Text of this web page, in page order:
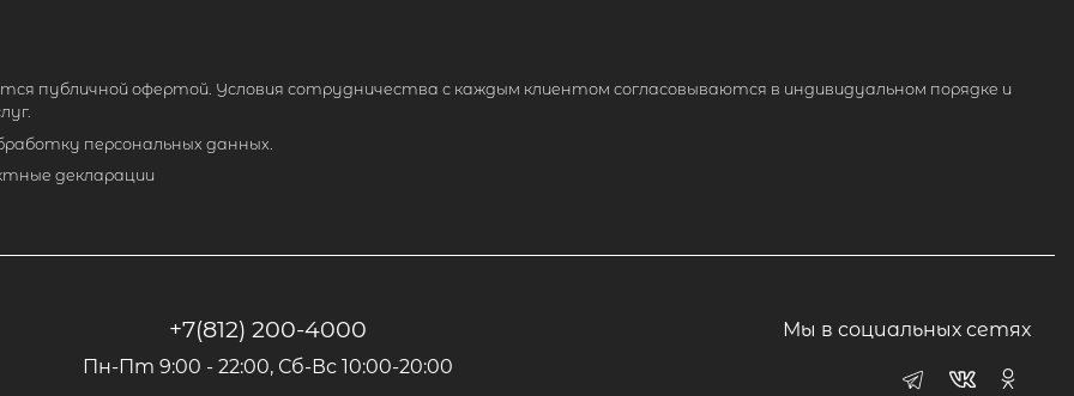
публичной офертой. Условия сотрудничества с каждым клиентом согласовываются в индивидуальном порядке и
персональных данных.
декларации
+7(812) 200-4000
Пн-Пт 9:00 - 22:00, Сб-Вс 10:00-20:00
Мы в социальных сетях